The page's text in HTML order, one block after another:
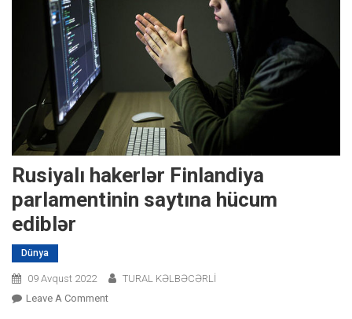
Rusiyalı hakerlər Finlandiya
parlamentinin saytına hücum
ediblər
Dünya
09 Avqust 2022
TURAL KƏLBƏCƏRLİ
Leave A CommentOn